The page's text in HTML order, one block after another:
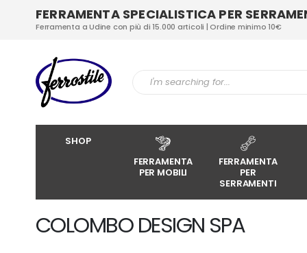
FERRAMENTA SPECIALISTICA PER
Ferramenta a Udine con più di 15.000 articoli | Ordine minimo 10€
SHOP
FERRAMENTA
PER MOBILI
FERRAMENTA
PER
SERRAMENTI
COLOMBO DESIGN SPA